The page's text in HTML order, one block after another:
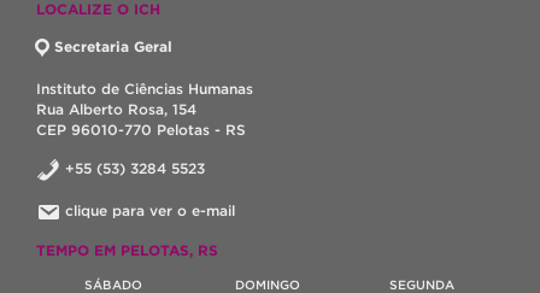
LOCALIZE O ICH
Secretaria Geral
Instituto de Ciências Humanas
Rua Alberto Rosa, 154
CEP 96010-770 Pelotas - RS
+55 (53) 3284 5523
clique para ver o e-mail
TEMPO EM PELOTAS, RS
SÁBADO DOMINGO SEGUNDA